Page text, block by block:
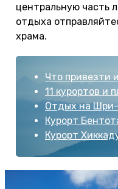
центральную часть
отдыха
храма.
Что привезти
11 курортов и
Отдых на
Курорт
Курорт